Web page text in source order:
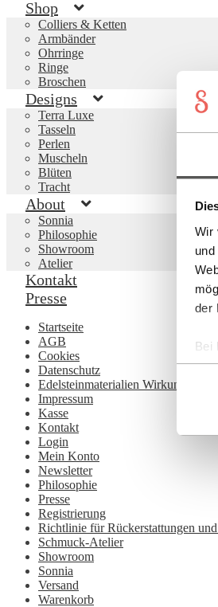
Wir
der
Bei
Shop
Colliers & Ketten
Armbänder
Ohrringe
Ringe
Broschen
Designs
Terra Luxe
Tasseln
Perlen
Muscheln
Blüten
Tracht
About
Sonnia
Philosophie
Showroom
Atelier
Kontakt
Presse
Startseite
AGB
Cookies
Datenschutz
Edelsteinmaterialien Wirkung &
Impressum
Kasse
Kontakt
Login
Mein Konto
Newsletter
Philosophie
Presse
Registrierung
Richtlinie für Rückerstattungen
Schmuck-Atelier
Showroom
Sonnia
Versand
Warenkorb